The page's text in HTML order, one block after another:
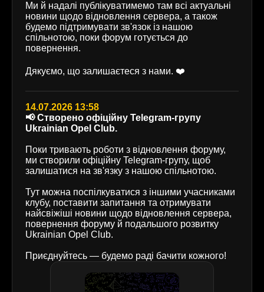
Ми й надалі публікуватимемо там всі актуальні
новини щодо відновлення сервера, а також
будемо підтримувати зв'язок із нашою
спільнотою, поки форум готується до
повернення.
Дякуємо, що залишаєтеся з нами. ❤️
14.07.2026 13:58
📢 Створено офіційну Telegram-групу
Ukrainian Opel Club.
Поки тривають роботи з відновлення форуму,
ми створили офіційну Telegram-групу, щоб
залишатися на зв'язку з нашою спільнотою.
Тут можна поспілкуватися з іншими учасниками
клубу, поставити запитання та отримувати
найсвіжіші новини щодо відновлення сервера,
повернення форуму й подальшого розвитку
Ukrainian Opel Club.
Приєднуйтесь — будемо раді бачити кожного!